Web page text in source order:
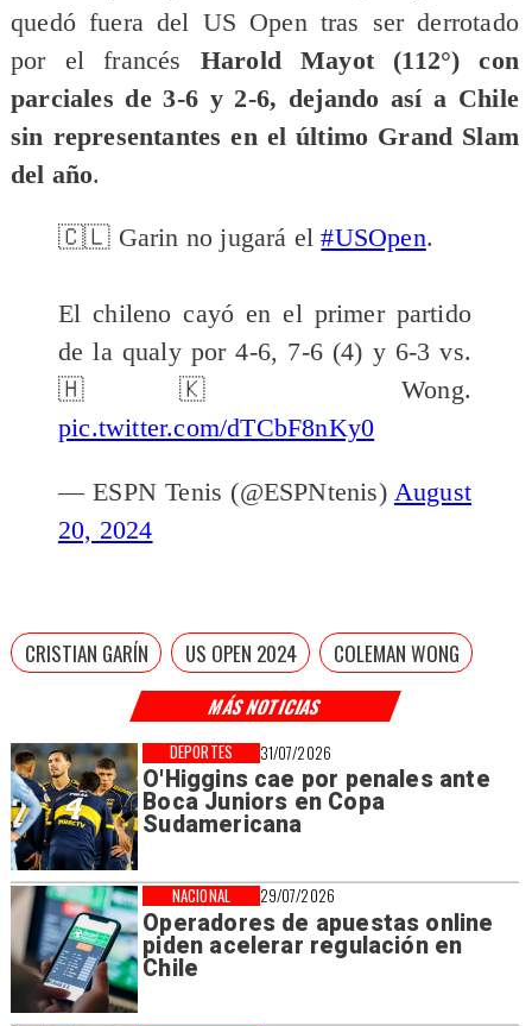
MÁS NOTICIAS
31/07/2026
O'Higgins cae por penales ante
Boca Juniors en Copa
Sudamericana
DEPORTES
29/07/2026
Operadores de apuestas online
piden acelerar regulación en
Chile
NACIONAL
quedó fuera del US Open tras ser derrotado
por el francés Harold Mayot (112°) con
parciales de 3-6 y 2-6, dejando así a Chile
sin representantes en el último Grand Slam
del año.
🇨🇱 Garin no jugará el#USOpen.
El chileno cayó en el primer partido
de la qualy por 4-6, 7-6 (4) y 6-3 vs.
🇭🇰 Wong.
pic.twitter.com/dTCbF8nKy0
— ESPN Tenis (@ESPNtenis) August
20, 2024
CRISTIAN GARÍN US OPEN 2024 COLEMAN WONG